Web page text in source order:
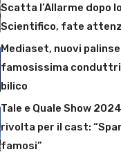
Scatta l’Allarme dopo
Scientifico, fate
Mediaset, nuovi
famosissima
bilico
Tale e Quale Show
rivolta per il cast:
famosi”